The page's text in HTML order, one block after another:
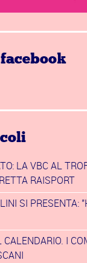
LA VBC AL
RAISPORT
SI PRESENTA:
CALENDARIO. I